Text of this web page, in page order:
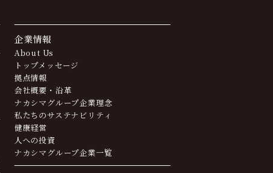
企業情報
About Us
トップメッセージ
拠点情報
会社概要・沿革
ナカシマグループ企業理念
私たちのサステナビリティ
健康経営
人への投資
ナカシマグループ企業一覧